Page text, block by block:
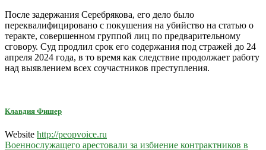
После задержания Серебрякова, его дело было
переквалифицировано с покушения на убийство на статью о
теракте, совершенном группой лиц по предварительному
сговору. Суд продлил срок его содержания под стражей до 24
апреля 2024 года, в то время как следствие продолжает работу
над выявлением всех соучастников преступления.
Клавдия Фишер
Website http://peopvoice.ru
Военнослужащего арестовали за избиение контрактников в